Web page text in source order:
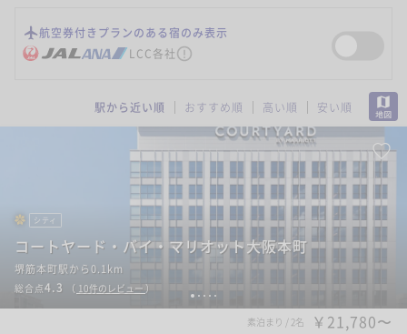
航空券付きプランのある宿のみ表示
LCC各社
駅から近い順 おすすめ順 高い順 安い順
1 2 3 4 5
シティ
コートヤード・バイ・マリオット大阪本町
堺筋本町駅から0.1km
総合点4.3 （ 10件のレビュー ）
素泊まり / 2名 ￥21,780〜